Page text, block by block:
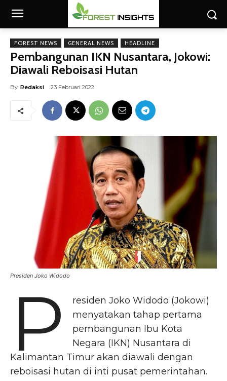
FOREST NEWS GENERAL NEWS HEADLINE
Pembangunan IKN Nusantara, Jokowi:
Diawali Reboisasi Hutan
By Redaksi 23 Februari 2022
Presiden Joko Widodo
P
residen Joko Widodo (Jokowi)
menyatakan tahap pertama
pembangunan Ibu Kota
Negara (IKN) Nusantara di
Kalimantan Timur akan diawali dengan
reboisasi hutan di inti pusat pemerintahan.